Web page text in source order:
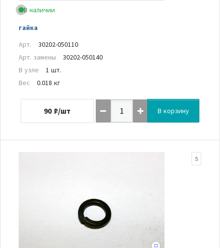
В наличии
гайка
Арт.
30202-050110
Арт. замены
30202-050140
В узле
1 шт.
Вес
0.018 кг
90 ₽/шт В корзину
5